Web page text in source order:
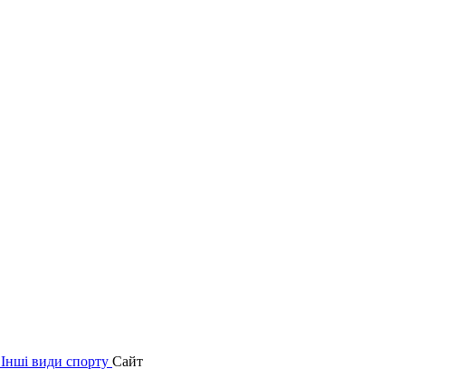
Інші види спорту Сайт